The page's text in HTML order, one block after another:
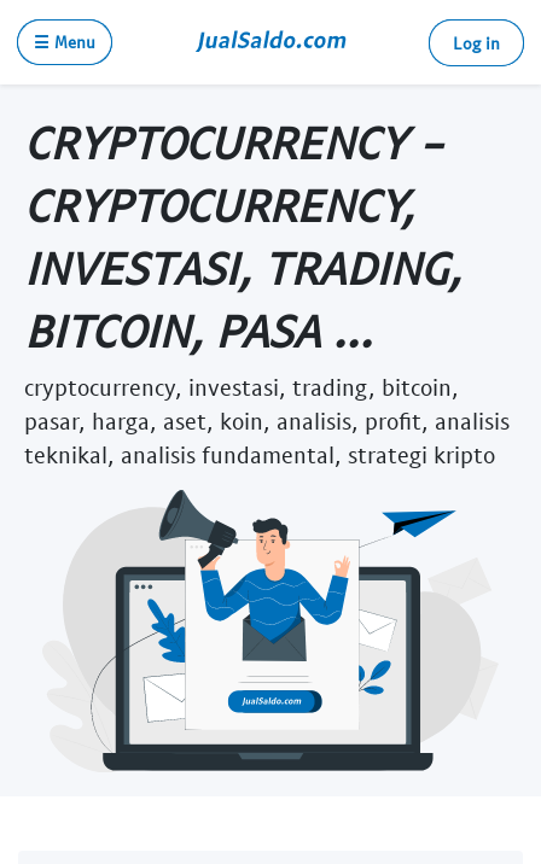
☰ Menu Log in
CRYPTOCURRENCY -
CRYPTOCURRENCY,
INVESTASI, TRADING,
BITCOIN, PASA ...
cryptocurrency, investasi, trading, bitcoin,
pasar, harga, aset, koin, analisis, profit, analisis
teknikal, analisis fundamental, strategi kripto